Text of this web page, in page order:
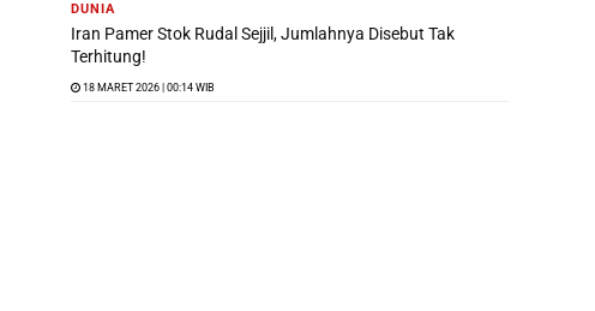
DUNIA
Iran Pamer Stok Rudal Sejjil, Jumlahnya Disebut Tak
Terhitung!
18 MARET 2026 | 00:14 WIB